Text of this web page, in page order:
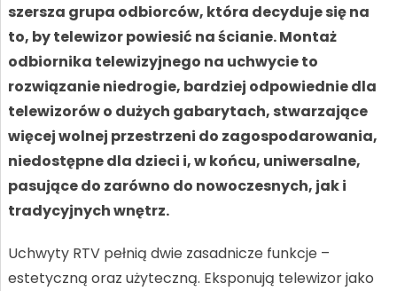
szersza grupa odbiorców, która decyduje się na
to, by telewizor powiesić na ścianie. Montaż
odbiornika telewizyjnego na uchwycie to
rozwiązanie niedrogie, bardziej odpowiednie dla
telewizorów o dużych gabarytach, stwarzające
więcej wolnej przestrzeni do zagospodarowania,
niedostępne dla dzieci i, w końcu, uniwersalne,
pasujące do zarówno do nowoczesnych, jak i
tradycyjnych wnętrz.
Uchwyty RTV pełnią dwie zasadnicze funkcje –
estetyczną oraz użyteczną. Eksponują telewizor jako